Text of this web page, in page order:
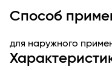
искателей,
вы находитесь,
вас, подчеркивая
Способ
для наружного